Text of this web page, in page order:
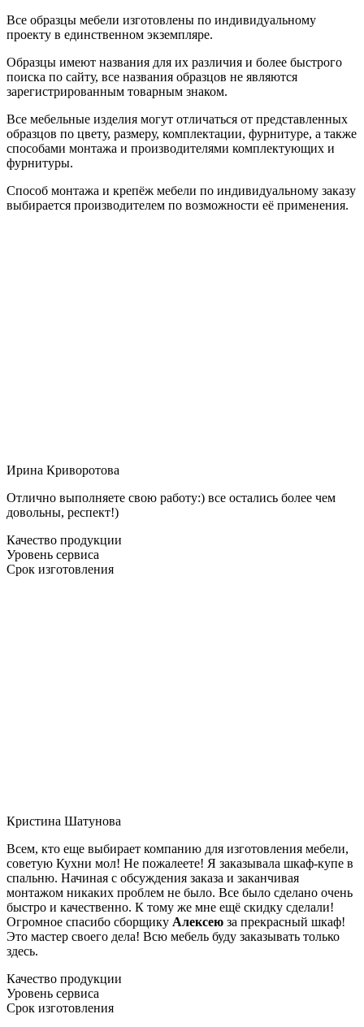
Все образцы мебели изготовлены по индивидуальному
проекту в единственном экземпляре.
Образцы имеют названия для их различия и более быстрого
поиска по сайту, все названия образцов не являются
зарегистрированным товарным знаком.
Все мебельные изделия могут отличаться от представленных
образцов по цвету, размеру, комплектации, фурнитуре, а также
способами монтажа и производителями комплектующих и
фурнитуры.
Способ монтажа и крепёж мебели по индивидуальному заказу
выбирается производителем по возможности её применения.
Ирина Криворотова
Отлично выполняете свою работу:) все остались более чем
довольны, респект!)
Качество продукции
Уровень сервиса
Срок изготовления
Кристина Шатунова
Всем, кто еще выбирает компанию для изготовления мебели,
советую Кухни мол! Не пожалеете! Я заказывала шкаф-купе в
спальню. Начиная с обсуждения заказа и заканчивая
монтажом никаких проблем не было. Все было сделано очень
быстро и качественно. К тому же мне ещё скидку сделали!
Огромное спасибо сборщику Алексею за прекрасный шкаф!
Это мастер своего дела! Всю мебель буду заказывать только
здесь.
Качество продукции
Уровень сервиса
Срок изготовления